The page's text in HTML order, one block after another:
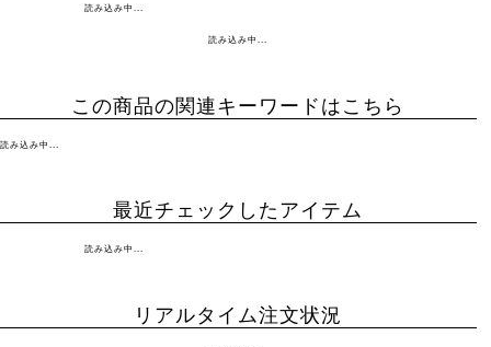
読み込み中...
読み込み中...
この商品の関連キーワードはこちら
読み込み中...
最近チェックしたアイテム
読み込み中...
リアルタイム注文状況